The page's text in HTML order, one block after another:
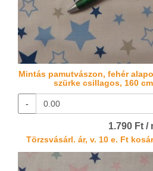
Mintás pamutvászon, fehér
szürke csillagos, 160
-
1.790 Ft /
Törzsvásárl. ár, v. 10 e. Ft